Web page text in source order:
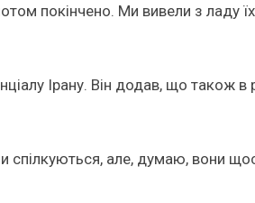
покінчено. Ми вивели з ладу їх
Ірану. Він додав, що також в
спілкуються, але, думаю, вони